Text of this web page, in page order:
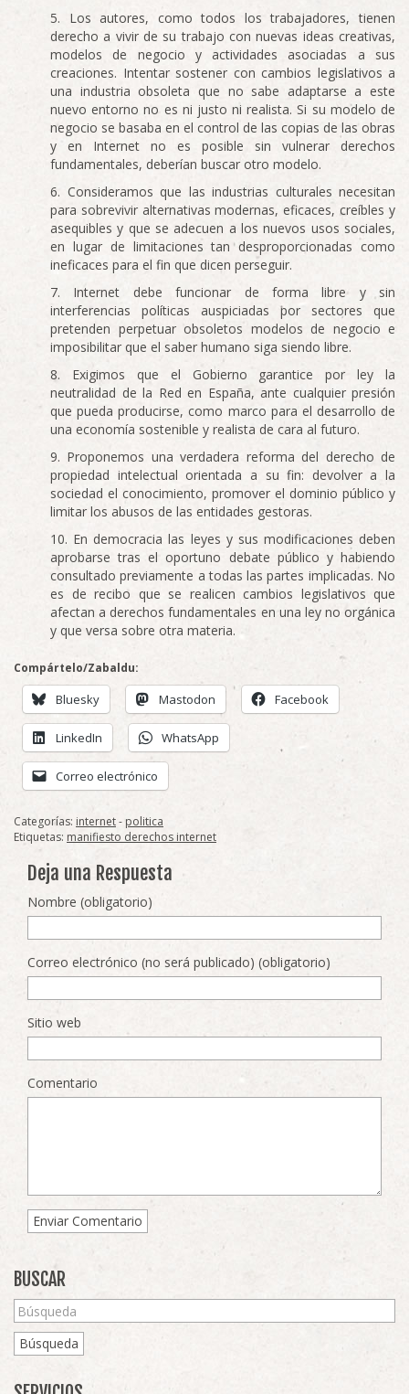
Los autores, como todos los trabajadores, tienen
derecho a vivir de su trabajo con nuevas ideas creativas,
modelos de negocio y actividades asociadas a sus
creaciones. Intentar sostener con cambios legislativos a
una industria obsoleta que no sabe adaptarse a este
nuevo entorno no es ni justo ni realista. Si su modelo de
negocio se basaba en el control de las copias de las obras
y en Internet no es posible sin vulnerar derechos
fundamentales, deberían buscar otro modelo.
Consideramos que las industrias culturales necesitan
para sobrevivir alternativas modernas, eficaces, creíbles y
asequibles y que se adecuen a los nuevos usos sociales,
en lugar de limitaciones tan desproporcionadas como
ineficaces para el fin que dicen perseguir.
Internet debe funcionar de forma libre y sin
interferencias políticas auspiciadas por sectores que
pretenden perpetuar obsoletos modelos de negocio e
imposibilitar que el saber humano siga siendo libre.
Exigimos que el Gobierno garantice por ley la
neutralidad de la Red en España, ante cualquier presión
que pueda producirse, como marco para el desarrollo de
una economía sostenible y realista de cara al futuro.
Proponemos una verdadera reforma del derecho de
propiedad intelectual orientada a su fin: devolver a la
sociedad el conocimiento, promover el dominio público y
limitar los abusos de las entidades gestoras.
En democracia las leyes y sus modificaciones deben
aprobarse tras el oportuno debate público y habiendo
consultado previamente a todas las partes implicadas. No
es de recibo que se realicen cambios legislativos que
afectan a derechos fundamentales en una ley no orgánica
y que versa sobre otra materia.
Compártelo/Zabaldu:
Bluesky Mastodon Facebook
LinkedIn WhatsApp
Correo electrónico
Categorías: internet- politica
Etiquetas: manifiesto derechos internet
Deja una Respuesta
Nombre (obligatorio)
Correo electrónico (no será publicado) (obligatorio)
Sitio web
Comentario
BUSCAR
Búsqueda